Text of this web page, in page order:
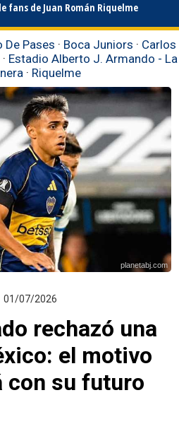
fans de Juan Román Riquelme
De Pases · Boca Juniors · Carlos
· Estadio Alberto J. Armando - La
· Riquelme
planetabj.com
01/07/2026
rechazó una
el motivo
con su futuro